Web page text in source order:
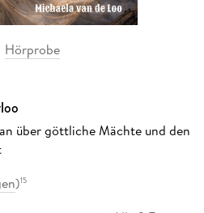
Hörprobe
über göttliche Mächte und den
)15